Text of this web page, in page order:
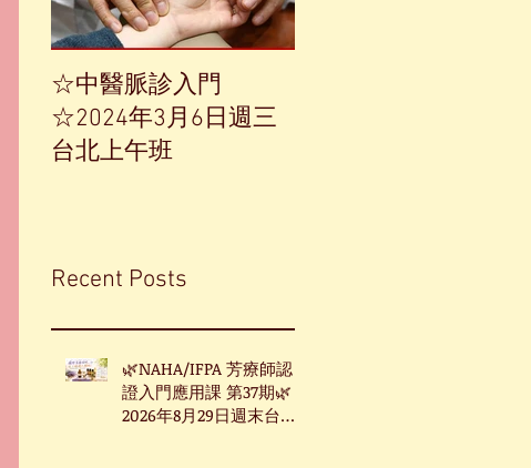
☆中醫脈診入門
☆2024年3月6日週三
台北上午班
Recent Posts
🌿NAHA/IFPA 芳療師認
證入門應用課 第37期🌿
2026年8月29日週末台北